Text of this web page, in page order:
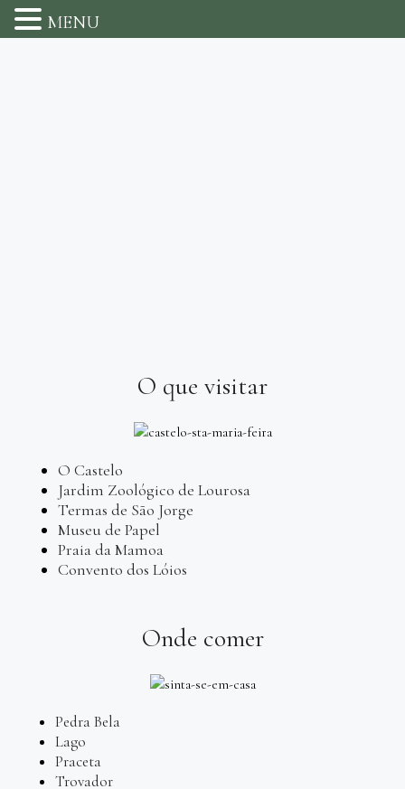
O que visitar
O Castelo
Jardim Zoológico de Lourosa
Termas de São Jorge
Museu de Papel
Praia da Mamoa
Convento dos Lóios
Onde comer
Pedra Bela
Lago
Praceta
Trovador
MENU